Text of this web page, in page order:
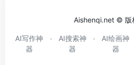
Aishenqi.net © 版
AI写作神
器
AI搜索神
器
AI绘画神
器